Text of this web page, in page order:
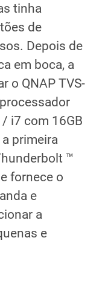
tinha
de
Depois de
em boca, a
o QNAP TVS-
i7 com 16GB
a primeira
™
fornece o
e
a
e